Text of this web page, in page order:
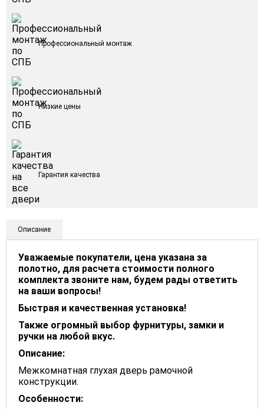
Профессиональный монтаж
Низкие цены
Гарантия качества
Описание
Уважаемые покупатели, цена указана за
полотно, для расчета стоимости полного
комплекта звоните нам, будем рады ответить
на ваши вопросы!
Быстрая и качественная установка!
Также огромный выбор фурнитуры, замки и
ручки на любой вкус.
Описание:
Межкомнатная глухая дверь рамочной
конструкции.
Особенности: